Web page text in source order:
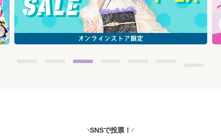
SNSで投票！